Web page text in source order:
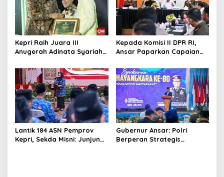
Kepri Raih Juara III
Anugerah Adinata Syariah
Syariah
Kepada Komisi II DPR RI,
Ansar Paparkan Capaian
Lantik 184 ASN Pemprov
Kepri, Sekda Misni: Junjung
Gubernur Ansar: Polri
Berperan Strategis